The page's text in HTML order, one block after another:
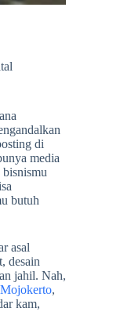
di
media
butuh
asal
desain
jahil. Nah,
Mojokerto,
kam,